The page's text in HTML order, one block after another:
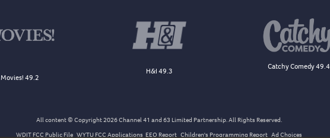
Movies! 49.2
H&I 49.3
Catchy Comedy 49.4
All content © Copyright 2026 Channel 41 and 63 Limited Partnership. All Rights Reserved.
WDJT FCC Public File WYTU FCC Applications EEO Report Children's Programming Report Ad Choices